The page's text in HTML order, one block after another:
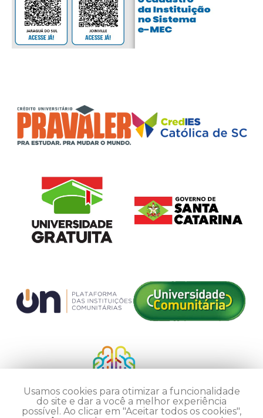
Usamos cookies para otimizar a funcionalidade
do site e dar a você a melhor experiência
possível. Ao clicar em "Aceitar todos os cookies",